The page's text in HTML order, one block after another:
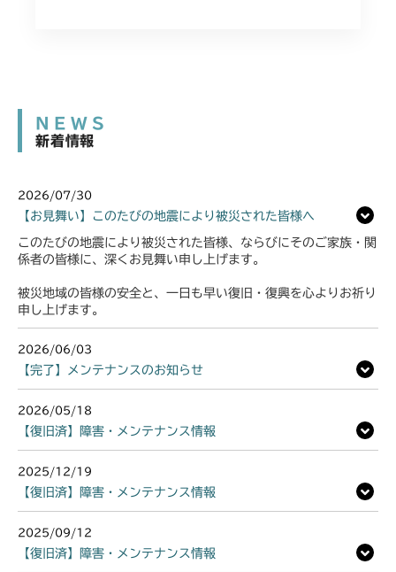
NEWS
新着情報
2026/07/30
【お見舞い】このたびの地震により被災された皆様へ
このたびの地震により被災された皆様、ならびにそのご家族・関
係者の皆様に、深くお見舞い申し上げます。
被災地域の皆様の安全と、一日も早い復旧・復興を心よりお祈り
申し上げます。
2026/06/03
【完了】メンテナンスのお知らせ
2026/05/18
【復旧済】障害・メンテナンス情報
2025/12/19
【復旧済】障害・メンテナンス情報
2025/09/12
【復旧済】障害・メンテナンス情報